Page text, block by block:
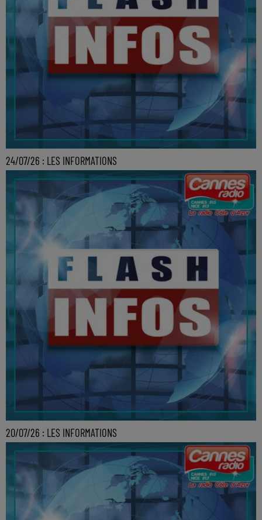
24/07/26 : LES INFORMATIONS
20/07/26 : LES INFORMATIONS